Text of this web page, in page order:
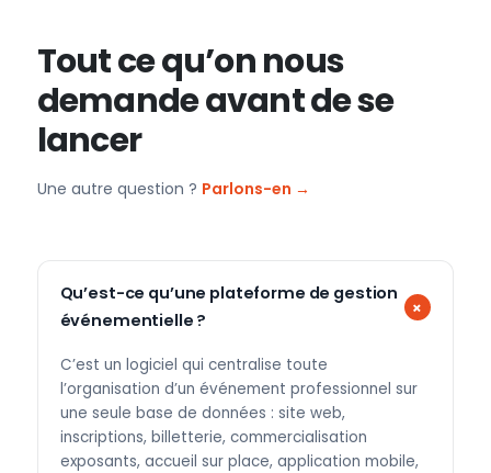
Tout ce qu’on nous
demande avant de se
lancer
Une autre question ? Parlons-en →
Qu’est-ce qu’une plateforme de gestion
événementielle ?
C’est un logiciel qui centralise toute
l’organisation d’un événement professionnel sur
une seule base de données : site web,
inscriptions, billetterie, commercialisation
exposants, accueil sur place, application mobile,